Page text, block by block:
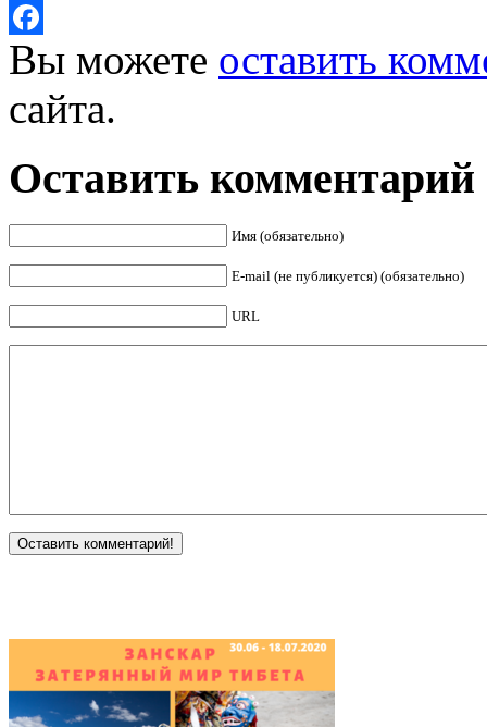
Twitter
Facebook
Вы можете оставить
сайта.
Оставить комментарий
Имя (обязательно)
E-mail (не публикуется) (обязательно)
URL